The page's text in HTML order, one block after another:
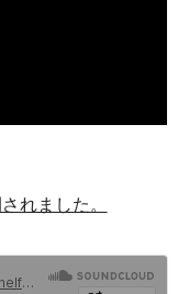
れました。